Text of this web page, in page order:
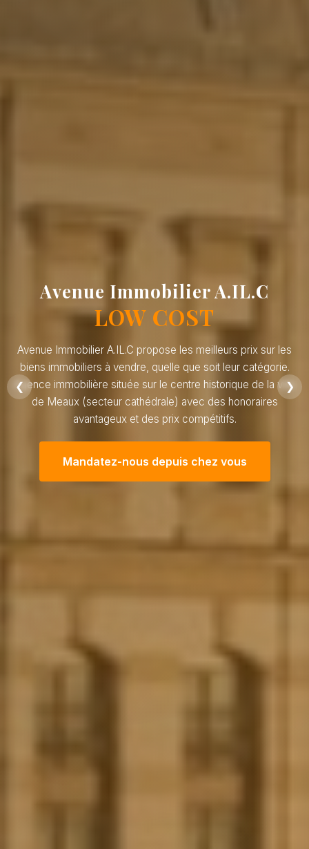
❮ ❯
Avenue Immobilier A.IL.C
LOW COST
Avenue Immobilier A.IL.C propose les meilleurs prix sur les
biens immobiliers à vendre, quelle que soit leur catégorie.
Agence immobilière située sur le centre historique de la ville
de Meaux (secteur cathédrale) avec des honoraires
avantageux et des prix compétitifs.
Mandatez-nous depuis chez vous